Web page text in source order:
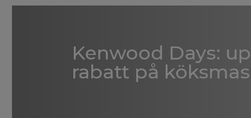
Kenwood Days:
rabatt på